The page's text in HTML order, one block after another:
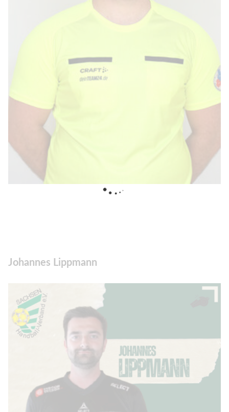
Johannes Lippmann